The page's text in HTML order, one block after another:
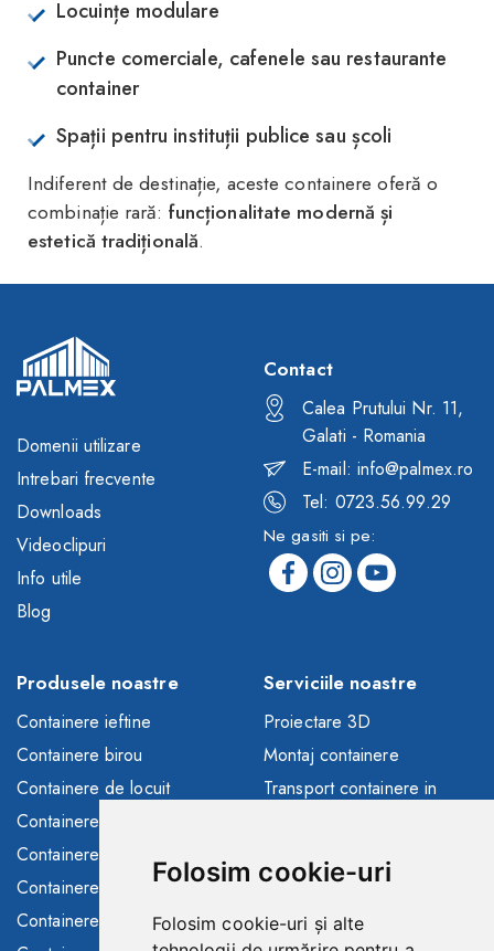
Folosim cookie-uri
Folosim cookie-uri și alte
Locuințe modulare
Puncte comerciale, cafenele sau restaurante
container
Spații pentru instituții publice sau școli
Indiferent de destinație, aceste containere oferă o
combinație rară: funcționalitate modernă și
estetică tradițională.
Domenii utilizare
Intrebari frecvente
Downloads
Videoclipuri
Info utile
Blog
Contact
Calea Prutului Nr. 11,
Galati - Romania
E-mail: info@palmex.ro
Tel: 0723.56.99.29
Ne gasiti si pe:
Produsele noastre
Containere ieftine
Containere birou
Containere de locuit
Containere depozitare
Containere sanitare
Containere santier
Containere maritime
Serviciile noastre
Proiectare 3D
Montaj containere
Transport containere in
Consultanta/asistenta
Buyback containere folosite